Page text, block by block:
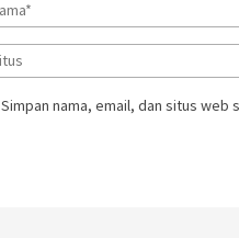
Simpan nama, email, dan situs web